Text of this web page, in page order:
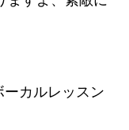
カルレッスン